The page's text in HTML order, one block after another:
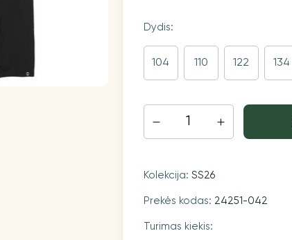
Dydis:
104 110 122 134
Kolekcija: SS26
Prekės kodas: 24251-042
Turimas kiekis: